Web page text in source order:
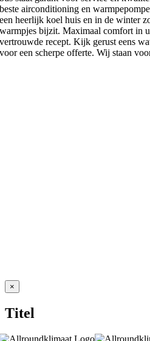
beste airconditioning en
een heerlijk koel huis en in de winter
warmpjes bijzit. Maximaal comfort in
vertrouwde recept. Kijk gerust eens
voor een scherpe offerte. Wij staan
Close
product
view
×
Titel